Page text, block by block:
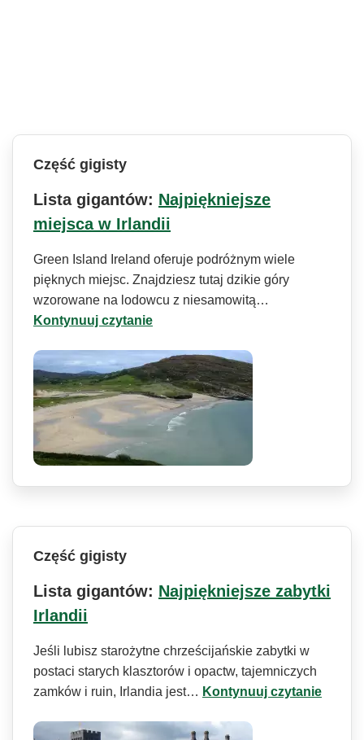
Część gigisty
Lista gigantów: Najpiękniejsze
miejsca w Irlandii
Green Island Ireland oferuje podróżnym wiele
pięknych miejsc. Znajdziesz tutaj dzikie góry
wzorowane na lodowcu z niesamowitą…
Kontynuuj czytanie
Część gigisty
Lista gigantów: Najpiękniejsze zabytki
Irlandii
Jeśli lubisz starożytne chrześcijańskie zabytki w
postaci starych klasztorów i opactw, tajemniczych
zamków i ruin, Irlandia jest… Kontynuuj czytanie